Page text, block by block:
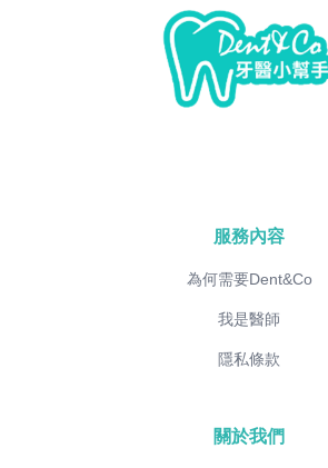
服務內容
為何需要Dent&Co
我是醫師
隱私條款
關於我們